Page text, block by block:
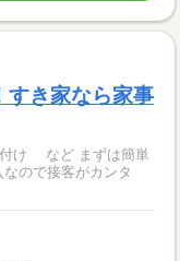
すき家なら家事
付け など まずは簡単